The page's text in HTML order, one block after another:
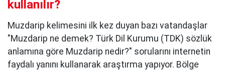
kullanılır?
Muzdarip kelimesini ilk kez duyan bazı vatandaşlar
"Muzdarip ne demek? Türk Dil Kurumu (TDK) sözlük
anlamına göre Muzdarip nedir?" sorularını internetin
faydalı yanını kullanarak araştırma yapıyor. Bölge